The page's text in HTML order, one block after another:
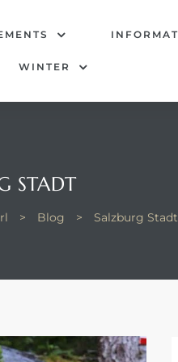
WINTER
STADT
> Blog > Salzburg Stadt